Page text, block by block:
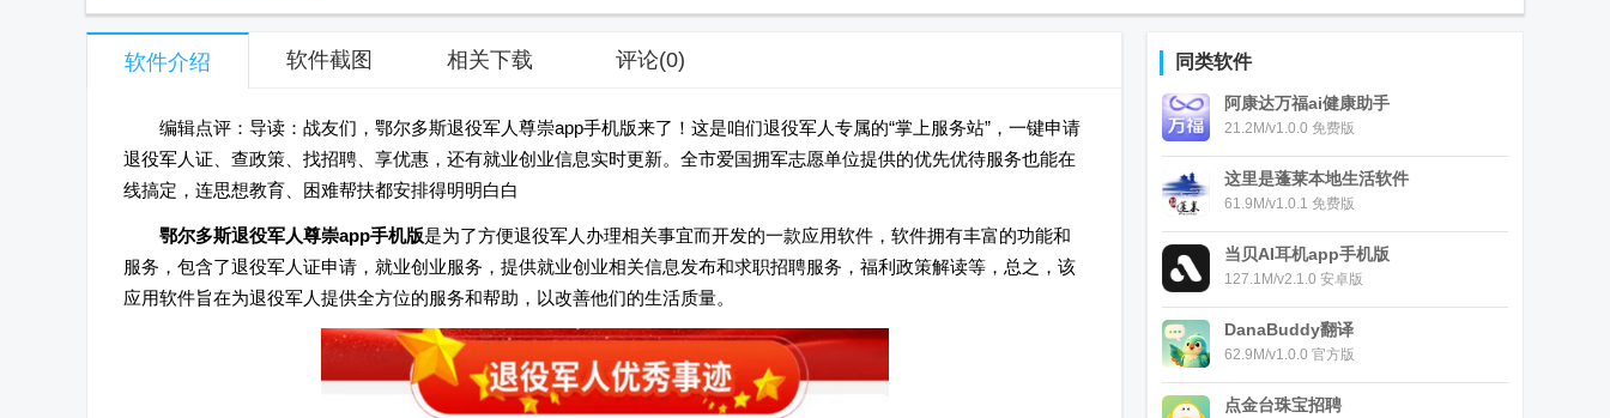
软件介绍 软件截图 相关下载 评论(0)
编辑点评：导读：战友们，鄂尔多斯退役军人尊崇app手机版来了！这是咱们退役军人专属的“掌上服务站”，一键申请
退役军人证、查政策、找招聘、享优惠，还有就业创业信息实时更新。全市爱国拥军志愿单位提供的优先优待服务也能在
线搞定，连思想教育、困难帮扶都安排得明明白白
鄂尔多斯退役军人尊崇app手机版是为了方便退役军人办理相关事宜而开发的一款应用软件，软件拥有丰富的功能和
服务，包含了退役军人证申请，就业创业服务，提供就业创业相关信息发布和求职招聘服务，福利政策解读等，总之，该
应用软件旨在为退役军人提供全方位的服务和帮助，以改善他们的生活质量。
同类软件
阿康达万福ai健康助手
21.2M/v1.0.0 免费版
这里是蓬莱本地生活软件
61.9M/v1.0.1 免费版
当贝AI耳机app手机版
127.1M/v2.1.0 安卓版
DanaBuddy翻译
62.9M/v1.0.0 官方版
点金台珠宝招聘